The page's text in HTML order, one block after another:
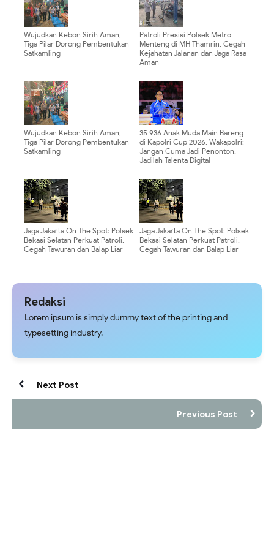
Wujudkan Kebon Sirih Aman,
Tiga Pilar Dorong Pembentukan
Satkamling
Patroli Presisi Polsek Metro
Menteng di MH Thamrin, Cegah
Kejahatan Jalanan dan Jaga Rasa
Aman
Wujudkan Kebon Sirih Aman,
Tiga Pilar Dorong Pembentukan
Satkamling
35.936 Anak Muda Main Bareng
di Kapolri Cup 2026, Wakapolri:
Jangan Cuma Jadi Penonton,
Jadilah Talenta Digital
Jaga Jakarta On The Spot: Polsek
Bekasi Selatan Perkuat Patroli,
Cegah Tawuran dan Balap Liar
Jaga Jakarta On The Spot: Polsek
Bekasi Selatan Perkuat Patroli,
Cegah Tawuran dan Balap Liar
Redaksi
Lorem ipsum is simply dummy text of the printing and
typesetting industry.
Next Post
Previous Post